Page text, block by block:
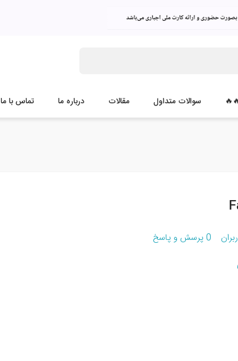
سوالات متداول مقالات درباره ما تماس با ما
0 پرسش و پاسخ